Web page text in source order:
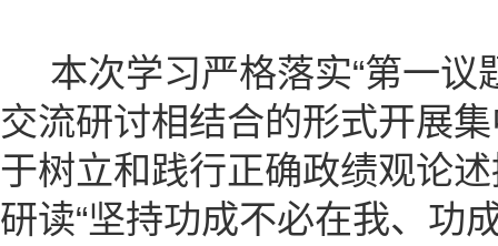
本次学习严格落实“第一议
交流研讨相结合的形式开展
于树立和践行正确政绩观论
研读“坚持功成不必在我、功